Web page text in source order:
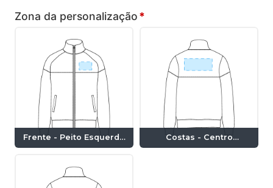
Zona da personalização*
Frente - Peito Esquerdo
(8x5cm)
Costas - Centro
(20x9cm)